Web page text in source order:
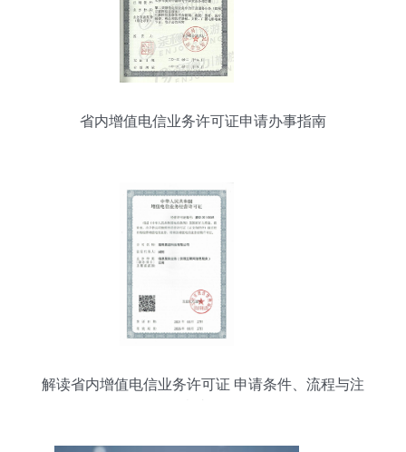
省内增值电信业务许可证申请办事指南
解读省内增值电信业务许可证 申请条件、流程与注